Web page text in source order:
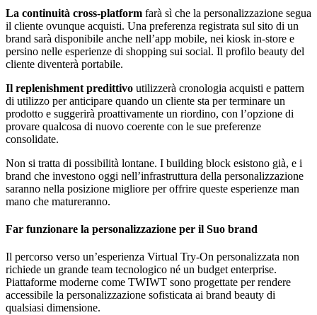
La continuità cross-platform farà sì che la personalizzazione segua
il cliente ovunque acquisti. Una preferenza registrata sul sito di un
brand sarà disponibile anche nell’app mobile, nei kiosk in-store e
persino nelle esperienze di shopping sui social. Il profilo beauty del
cliente diventerà portabile.
Il replenishment predittivo utilizzerà cronologia acquisti e pattern
di utilizzo per anticipare quando un cliente sta per terminare un
prodotto e suggerirà proattivamente un riordino, con l’opzione di
provare qualcosa di nuovo coerente con le sue preferenze
consolidate.
Non si tratta di possibilità lontane. I building block esistono già, e i
brand che investono oggi nell’infrastruttura della personalizzazione
saranno nella posizione migliore per offrire queste esperienze man
mano che matureranno.
Far funzionare la personalizzazione per il Suo brand
Il percorso verso un’esperienza Virtual Try-On personalizzata non
richiede un grande team tecnologico né un budget enterprise.
Piattaforme moderne come TWIWT sono progettate per rendere
accessibile la personalizzazione sofisticata ai brand beauty di
qualsiasi dimensione.